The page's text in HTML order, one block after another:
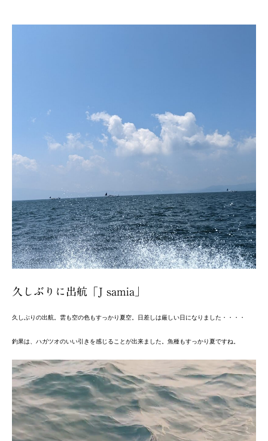
久しぶりに出航「J samia」
久しぶりの出航。雲も空の色もすっかり夏空。日差しは厳しい日になりました・・・・
釣果は、ハガツオのいい引きを感じることが出来ました。魚種もすっかり夏ですね。